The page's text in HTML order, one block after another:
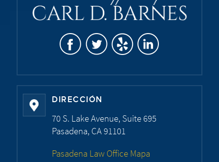
DIRECCIÓN
70 S. Lake Avenue, Suite 695
Pasadena, CA 91101
Pasadena Law Office Mapa